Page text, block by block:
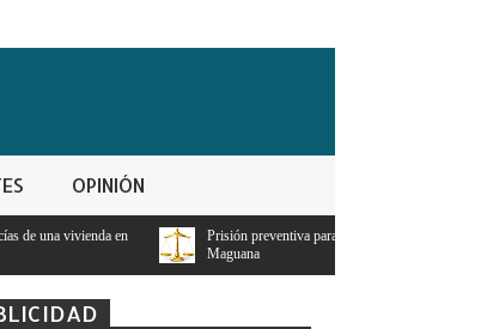
OPINIÓN
Prisión preventiva para asesino a puñaladas por bofetada en San Juan de